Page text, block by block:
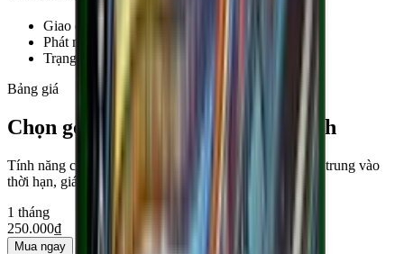
Giao diện trực quan
Phát nhiều luồng song song
Trạng thái realtime
Bảng giá
Chọn gói phù hợp và bắt đầu nhanh
Tính năng chung chỉ hiển thị một lần. Thẻ bên dưới tập trung vào
thời hạn, giá và mức tiết kiệm.
1 tháng
250.000₫
Mua ngay